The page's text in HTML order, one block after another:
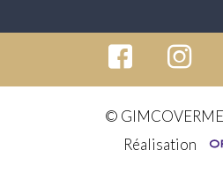
©
Réalisation